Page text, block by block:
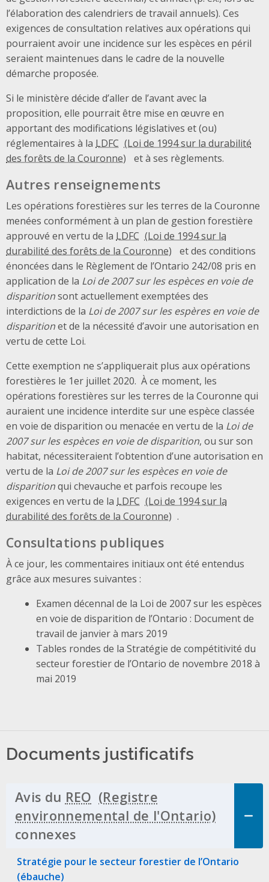
l’élaboration des calendriers de travail annuels). Ces
exigences de consultation relatives aux opérations qui
pourraient avoir une incidence sur les espèces en péril
seraient maintenues dans le cadre de la nouvelle
démarche proposée.
Si le ministère décide d’aller de l’avant avec la
proposition, elle pourrait être mise en œuvre en
apportant des modifications législatives et (ou)
réglementaires à la LDFC
et à ses règlements.
Autres renseignements
Les opérations forestières sur les terres de la Couronne
menées conformément à un plan de gestion forestière
approuvé en vertu de la LDFC
et des conditions
énoncées dans le Règlement de l’Ontario 242/08 pris en
application de la Loi de 2007 sur les espèces en voie de
disparitionsont actuellement exemptées des
interdictions de la Loi de 2007 sur les espères en voie de
disparitionet de la nécessité d’avoir une autorisation en
vertu de cette Loi.
Cette exemption ne s’appliquerait plus aux opérations
forestières le 1er juillet 2020. À ce moment, les
opérations forestières sur les terres de la Couronne qui
auraient une incidence interdite sur une espèce classée
en voie de disparition ou menacée en vertu de la Loi de
2007 sur les espèces en voie de disparition, ou sur son
habitat, nécessiteraient l’obtention d’une autorisation en
vertu de la Loi de 2007 sur les espèces en voie de
disparitionqui chevauche et parfois recoupe les
exigences en vertu de la LDFC
.
Consultations publiques
À ce jour, les commentaires initiaux ont été entendus
grâce aux mesures suivantes :
Examen décennal de la Loi de 2007 sur les espèces
en voie de disparition de l’Ontario : Document de
travail de janvier à mars 2019
Tables rondes de la Stratégie de compétitivité du
secteur forestier de l’Ontario de novembre 2018 à
mai 2019
Documents justificatifs
Avis du REO
connexes
Stratégie pour le secteur forestier de l’Ontario
(ébauche)